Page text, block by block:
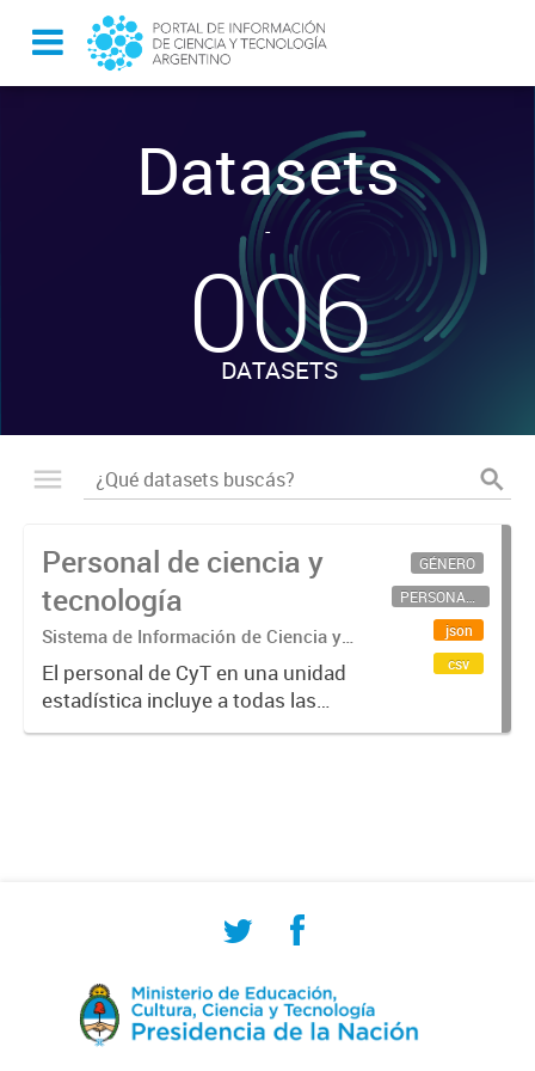
Datasets
-
006
DATASETS
Personal de ciencia y
tecnología
Sistema de Información de Ciencia y
Tecnología Argentino (SICYTAR)
El personal de CyT en una unidad
estadística incluye a todas las
personas involucradas
GÉNERO
PERSONAL CIENTÍFICO-TECNOLÓGICO
json
csv